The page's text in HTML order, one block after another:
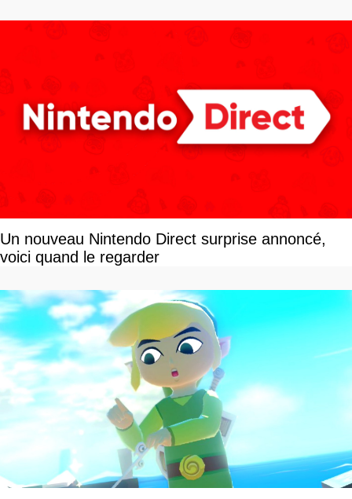
Un nouveau Nintendo Direct surprise annoncé,
voici quand le regarder